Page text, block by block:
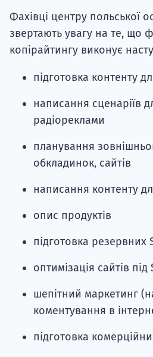
Фахівці центру польської
звертають увагу на те, що
копірайтингу виконує
підготовка контенту
написання сценаріїв
радіореклами
планування
обкладинок, сайтів
написання контенту
опис продуктів
підготовка резервних
оптимізація сайтів під
шепітний маркетинг
коментування в
підготовка